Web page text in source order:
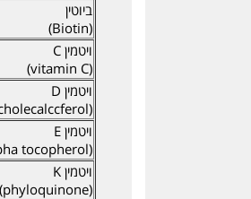
ביוטין
(Biotin)
ויטמין C
(vitamin C)
ויטמין D
(cholecalccferol)
ויטמין E
(d-alpha tocopherol)
ויטמין K
(phyloquinone)